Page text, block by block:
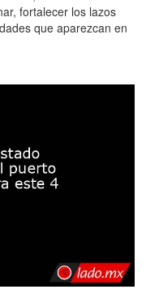
fortalecer los lazos
que aparezcan en